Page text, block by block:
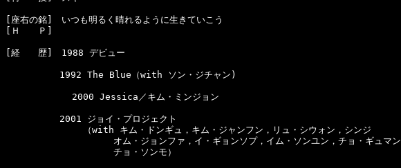
[座右の銘]　いつも明るく晴れるように生きていこう
[Ｈ　　Ｐ]
[経　　歴]　1988 デビュー
1992 The Blue（with ソン・ジチャン)
            2000 Jessica／キム・ミンジョン
2001 ジョイ・プロジェクト
（with キム・ドンギュ，キム・ジャンフン，リュ・シウォン，シンジ
オム・ジョンファ，イ・ギョンソプ，イム・ソンユン，チョ・ギュマン
チョ・ソンモ）